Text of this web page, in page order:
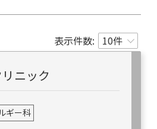
表示件数:
ニック
ギー科